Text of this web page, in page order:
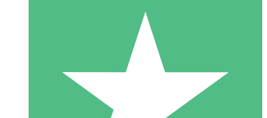
Pacotes de Créditos Individuais
Pague conforme o uso com créditos de download. Sem